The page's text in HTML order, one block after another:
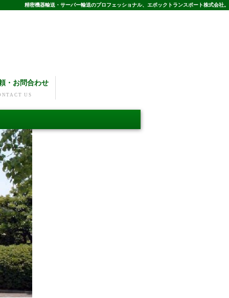
精密機器輸送・サーバー輸送のプロフェッショナル、エポックトランスポート株式会社。
・お問合わせ
US